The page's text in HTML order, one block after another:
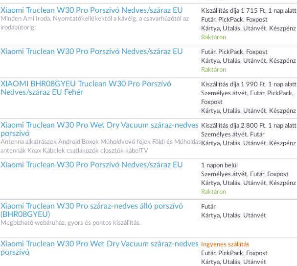
Xiaomi Truclean W30 Pro Porszívó Nedves/száraz EU
Minden Ami Iroda. Nyomtatókellékektől a kávéig, a csavarhúzótól az
irodabútorig!
Kiszállítás díja 1 715 Ft, 1 nap alatt
Futár, PickPack, Foxpost
Kártya, Utalás, Utánvét, Készpénz
Raktáron
Xiaomi Truclean W30 Pro Porszívó Nedves/száraz EU
Futár, PickPack, Foxpost
Kártya, Utalás, Utánvét, Készpénz
Raktáron
XIAOMI BHR08GYEU Truclean W30 Pro Porszívó
Nedves/száraz EU Fehér
Kiszállítás díja 1 990 Ft, 1 nap alatt
Személyes átvét, Futár, PickPack,
Foxpost
Kártya, Utalás, Utánvét, Készpénz
Xiaomi Truclean W30 Pro Wet Dry Vacuum száraz-nedves
porszívó
Antenna alkatrászek Android Boxok Műholdvevő fejek Földi és Műholdas
antennák Koax Kábelek csatlakozók elosztók kábelTV
Kiszállítás díja 2 800 Ft, 1 nap alatt
Személyes átvét, Futár
Kártya, Utalás, Utánvét, Készpénz
Xiaomi Truclean W30 Pro Porszívó Nedves/száraz EU
1 napon belül
Személyes átvét, Futár, Foxpost
Kártya, Utalás, Utánvét, Készpénz
Raktáron
Xiaomi Truclean W30 Pro száraz-nedves álló porszívó
(BHR08GYEU)
Megbízható webáruház, gyors és pontos kiszállítás.
Futár
Kártya, Utalás, Utánvét
Xiaomi Truclean W30 Pro Wet Dry Vacuum száraz-nedves
porszívó
Ingyenes szállítás
Futár, PickPack, Foxpost
Kártya, Utalás, Utánvét